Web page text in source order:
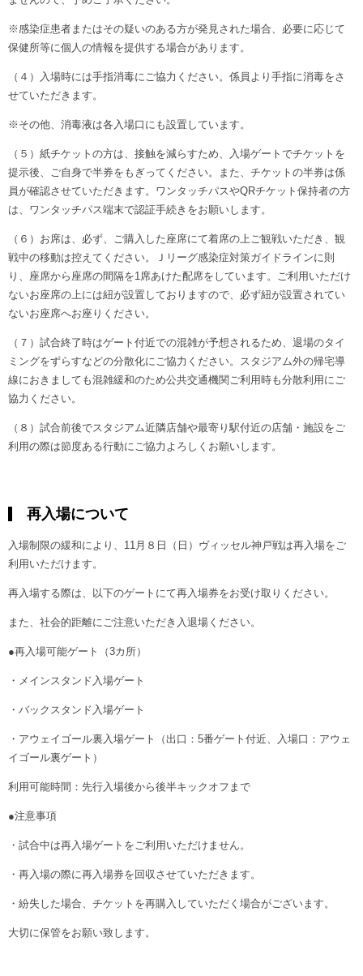
※感染症患者またはその疑いのある方が発見された場合、必要に応じて
保健所等に個人の情報を提供する場合があります。
（４）入場時には手指消毒にご協力ください。係員より手指に消毒をさ
せていただきます。
※その他、消毒液は各入場口にも設置しています。
（５）紙チケットの方は、接触を減らすため、入場ゲートでチケットを
提示後、ご自身で半券をもぎってください。また、チケットの半券は係
員が確認させていただきます。ワンタッチパスやQRチケット保持者の方
は、ワンタッチパス端末で認証手続きをお願いします。
（６）お席は、必ず、ご購入した座席にて着席の上ご観戦いただき、観
戦中の移動は控えてください。Ｊリーグ感染症対策ガイドラインに則
り、座席から座席の間隔を1席あけた配席をしています。ご利用いただけ
ないお座席の上には紐が設置しておりますので、必ず紐が設置されてい
ないお座席へお座りください。
（７）試合終了時はゲート付近での混雑が予想されるため、退場のタイ
ミングをずらすなどの分散化にご協力ください。スタジアム外の帰宅導
線におきましても混雑緩和のため公共交通機関ご利用時も分散利用にご
協力ください。
（８）試合前後でスタジアム近隣店舗や最寄り駅付近の店舗・施設をご
利用の際は節度ある行動にご協力よろしくお願いします。
再入場について
入場制限の緩和により、11月８日（日）ヴィッセル神戸戦は再入場をご
利用いただけます。
再入場する際は、以下のゲートにて再入場券をお受け取りください。
また、社会的距離にご注意いただき入退場ください。
●再入場可能ゲート（3カ所）
・メインスタンド入場ゲート
・バックスタンド入場ゲート
・アウェイゴール裏入場ゲート（出口：5番ゲート付近、入場口：アウェ
イゴール裏ゲート）
利用可能時間：先行入場後から後半キックオフまで
●注意事項
・試合中は再入場ゲートをご利用いただけません。
・再入場の際に再入場券を回収させていただきます。
・紛失した場合、チケットを再購入していただく場合がございます。
大切に保管をお願い致します。